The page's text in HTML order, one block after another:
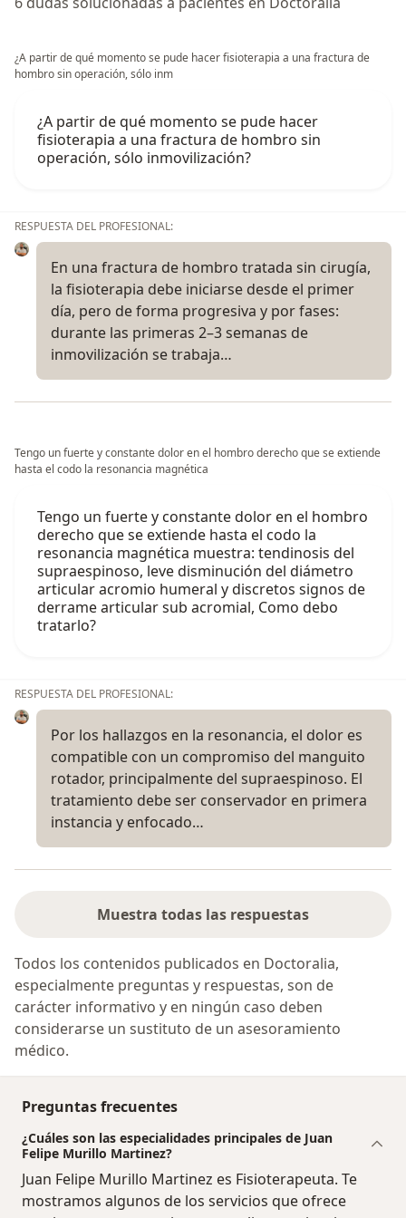
¿A partir de qué momento se pude hacer fisioterapia a una fractura de
hombro sin operación, sólo inm
¿A partir de qué momento se pude hacer
fisioterapia a una fractura de hombro sin
operación, sólo inmovilización?
RESPUESTA DEL PROFESIONAL:
En una fractura de hombro tratada sin cirugía,
la fisioterapia debe iniciarse desde el primer
día, pero de forma progresiva y por fases:
durante las primeras 2–3 semanas de
inmovilización se trabaja…
Tengo un fuerte y constante dolor en el hombro derecho que se extiende
hasta el codo la resonancia magnética
Tengo un fuerte y constante dolor en el hombro
derecho que se extiende hasta el codo la
resonancia magnética muestra: tendinosis del
supraespinoso, leve disminución del diámetro
articular acromio humeral y discretos signos de
derrame articular sub acromial, Como debo
tratarlo?
RESPUESTA DEL PROFESIONAL:
Por los hallazgos en la resonancia, el dolor es
compatible con un compromiso del manguito
rotador, principalmente del supraespinoso. El
tratamiento debe ser conservador en primera
instancia y enfocado…
Muestra todas las respuestas
Todos los contenidos publicados en Doctoralia,
especialmente preguntas y respuestas, son de
carácter informativo y en ningún caso deben
considerarse un sustituto de un asesoramiento
médico.
Preguntas frecuentes
¿Cuáles son las especialidades principales de Juan
Felipe Murillo Martinez?
Juan Felipe Murillo Martinez es Fisioterapeuta. Te
mostramos algunos de los servicios que ofrece